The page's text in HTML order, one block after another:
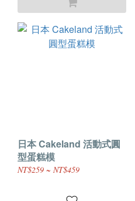
日本 Cakeland 活動式圓
型蛋糕模
NT$259 ~ NT$459